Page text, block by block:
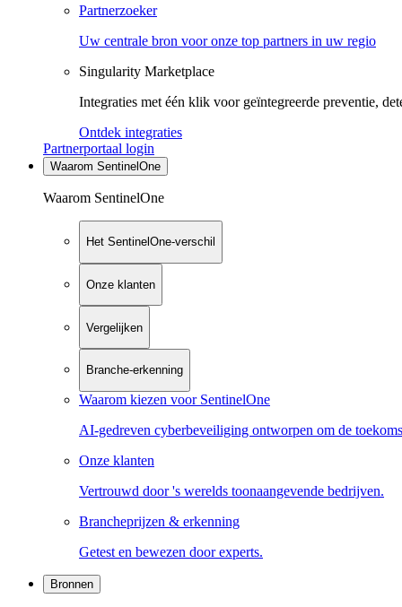
Partnerzoeker
Uw centrale bron voor onze top partners in uw regio
Singularity Marketplace
Integraties met één klik voor geïntegreerde preventie,
Ontdek integraties
Partnerportaal login
Waarom SentinelOne
Waarom SentinelOne
Het SentinelOne-verschil
Onze klanten
Vergelijken
Branche-erkenning
Waarom kiezen voor SentinelOne
AI-gedreven cyberbeveiliging ontworpen om de
Onze klanten
Vertrouwd door 's werelds toonaangevende bedrijven.
Brancheprijzen & erkenning
Getest en bewezen door experts.
Bronnen